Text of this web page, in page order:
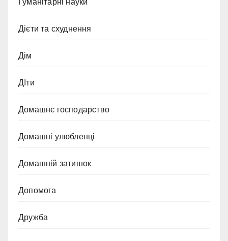
Гуманітарні науки
Дієти та схуднення
Дім
ДІти
Домашнє господарство
Домашні улюбленці
Домашній затишок
Допомога
Дружба